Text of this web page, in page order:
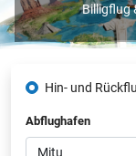
Billigflug
Hin- und
Abflughafen